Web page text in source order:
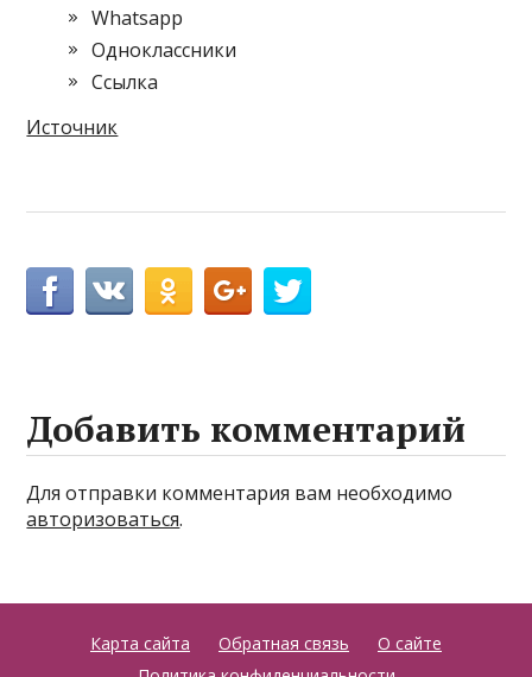
Whatsapp
Одноклассники
Cсылка
Источник
Добавить комментарий
Для отправки комментария вам необходимо
авторизоваться.
Карта сайта Обратная связь
О сайте